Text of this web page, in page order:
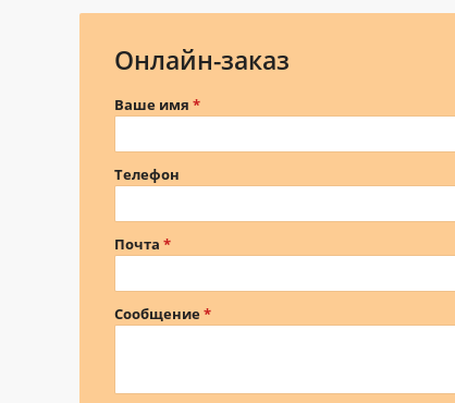
Онлайн-заказ
Ваше имя
Телефон
Почта
Сообщение